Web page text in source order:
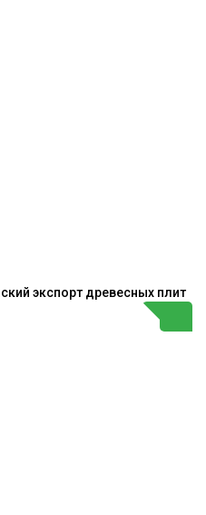
экспорт древесных плит